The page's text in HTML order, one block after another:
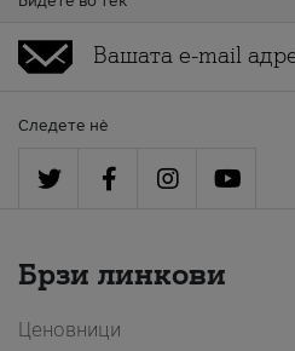
Следете нè
Брзи линкови
Ценовници